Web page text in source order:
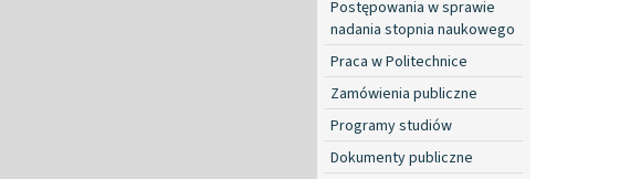
Postępowania w sprawie
nadania stopnia naukowego
Praca w Politechnice
Zamówienia publiczne
Programy studiów
Dokumenty publiczne